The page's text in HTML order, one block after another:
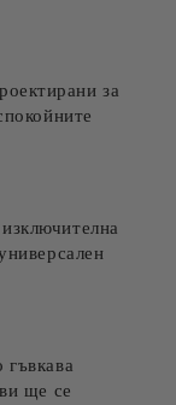
за
гъвкава
ще се